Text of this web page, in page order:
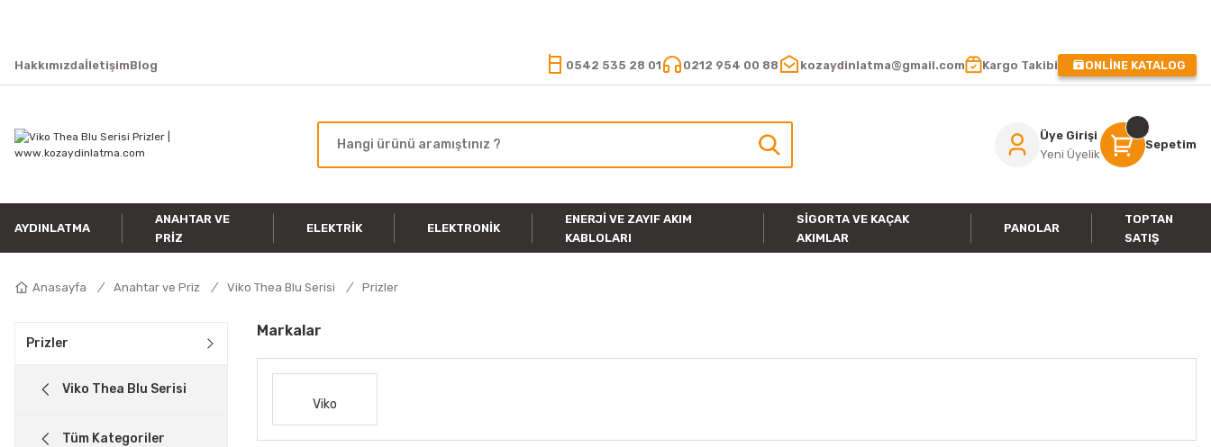
HakkımızdaİletişimBlog 0542 535 28 01 0212 954 00 88 kozaydinlatma@gmail.com Kargo Takibi ONLİNE KATALOG
Üye Girişi
Yeni Üyelik
Sepetim
AYDINLATMA
ANAHTAR VE
PRIZ
ELEKTRIK ELEKTRONIK
ENERJI VE ZAYIF AKIM
KABLOLARI
SIGORTA VE KAÇAK
AKIMLAR
PANOLAR
TOPTAN
SATIŞ
Anasayfa Anahtar ve Priz Viko Thea Blu Serisi Prizler
Prizler
Viko Thea Blu Serisi
Tüm Kategoriler
Markalar
Viko